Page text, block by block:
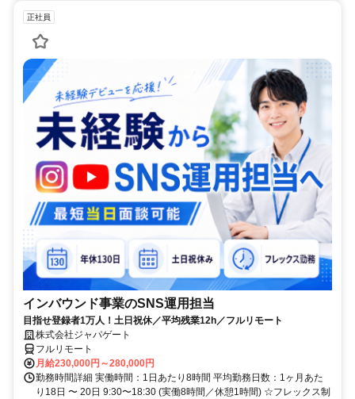
正社員
インバウンド事業のSNS運用担当
目指せ登録者1万人！土日祝休／平均残業12h／フルリモート
株式会社ジャパゲート
フルリモート
月給230,000円～280,000円
勤務時間詳細 実働時間：1日あたり8時間 平均勤務日数：1ヶ月あた
り18日 〜 20日 9:30〜18:30 (実働8時間／休憩1時間) ☆フレックス制